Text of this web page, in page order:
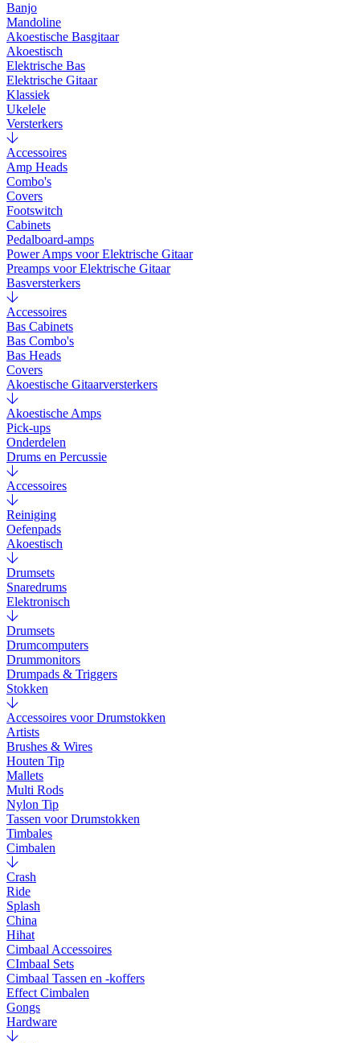
Banjo
Mandoline
Akoestische Basgitaar
Akoestisch
Elektrische Bas
Elektrische Gitaar
Klassiek
Ukelele
Versterkers
Accessoires
Amp Heads
Combo's
Covers
Footswitch
Cabinets
Pedalboard-amps
Power Amps voor Elektrische Gitaar
Preamps voor Elektrische Gitaar
Basversterkers
Accessoires
Bas Cabinets
Bas Combo's
Bas Heads
Covers
Akoestische Gitaarversterkers
Akoestische Amps
Pick-ups
Onderdelen
Drums en Percussie
Accessoires
Reiniging
Oefenpads
Akoestisch
Drumsets
Snaredrums
Elektronisch
Drumsets
Drumcomputers
Drummonitors
Drumpads & Triggers
Stokken
Accessoires voor Drumstokken
Artists
Brushes & Wires
Houten Tip
Mallets
Multi Rods
Nylon Tip
Tassen voor Drumstokken
Timbales
Cimbalen
Crash
Ride
Splash
China
Hihat
Cimbaal Accessoires
CImbaal Sets
Cimbaal Tassen en -koffers
Effect Cimbalen
Gongs
Hardware